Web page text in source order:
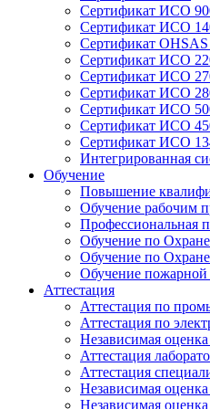
Сертификат ИСО
Сертификат ИСО
Сертификат OHSAS
Сертификат ИСО
Сертификат ИСО
Сертификат ИСО
Сертификат ИСО
Сертификат ИСО
Сертификат ИСО
Интегрированная
Обучение
Повышение
Обучение рабочим
Профессиональная
Обучение по Охране
Обучение по
Обучение пожарной
Аттестация
Аттестация по
Аттестация по
Независимая
Аттестация
Аттестация
Независимая
Независимая